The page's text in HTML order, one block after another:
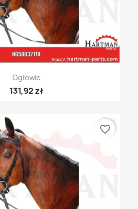
Ogłowie
131,92 zł
favorite_border